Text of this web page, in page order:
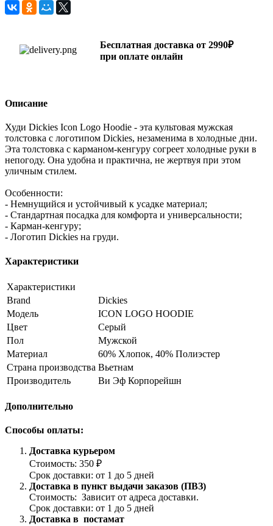
Бесплатная доставка от 2990₽
при оплате онлайн
Описание
Худи Dickies Icon Logo Hoodie - эта культовая мужская
толстовка с логотипом Dickies, незаменима в холодные дни.
Эта толстовка с карманом-кенгуру согреет холодные руки в
непогоду. Она удобна и практична, не жертвуя при этом
уличным стилем.
Особенности:
- Немнущийся и устойчивый к усадке материал;
- Стандартная посадка для комфорта и универсальности;
- Карман-кенгуру;
- Логотип Dickies на груди.
Характеристики
Характеристики
Brand
Dickies
Модель
ICON LOGO HOODIE
Цвет
Серый
Пол
Мужской
Материал
60% Хлопок, 40% Полиэстер
Страна производства Вьетнам
Производитель
Ви Эф Корпорейшн
Дополнительно
Способы оплаты:
Доставка курьером
Стоимость: 350 ₽
Срок доставки: от 1 до 5 дней
Доставка в пункт выдачи заказов (ПВЗ)
Стоимость: Зависит от адреса доставки.
Срок доставки: от 1 до 5 дней
Доставка в постамат